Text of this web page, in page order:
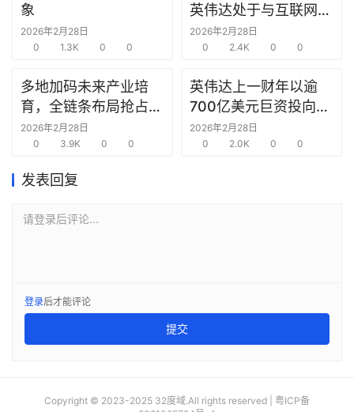
商
机
圈
象
2026年2月28日
0
1.3K 0 0
英伟达处于与互联网泡
沫时期思科同样的“危
险境地”
2026年2月28日
0
2.4K 0 0
多地加码未来产业培
育，全链条布局抢占新
赛道先机
2026年2月28日
0
3.9K 0 0
英伟达上一财年以逾
700亿美元巨资投向合
作方，竭力巩固AI芯片
需求
2026年2月28日
0
2.0K 0 0
发表回复
请登录后评论...
登录后才能评论
提交
Copyright © 2023-2025 32度域.All rights reserved | 粤ICP备